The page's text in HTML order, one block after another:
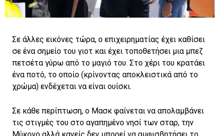
Σε άλλες εικόνες τώρα, ο επιχειρηματίας έχει καθίσει
σε ένα σημείο του γιοτ και έχει τοποθετήσει μια μπεζ
πετσέτα γύρω από το μαγιό του. Στο χέρι του κρατάει
ένα ποτό, το οποίο (κρίνοντας αποκλειστικά από το
χρώμα) ενδέχεται να είναι ουίσκι.
Σε κάθε περίπτωση, ο Μασκ φαίνεται να απολαμβάνει
τις στιγμές του στο αγαπημένο νησί των σταρ, την